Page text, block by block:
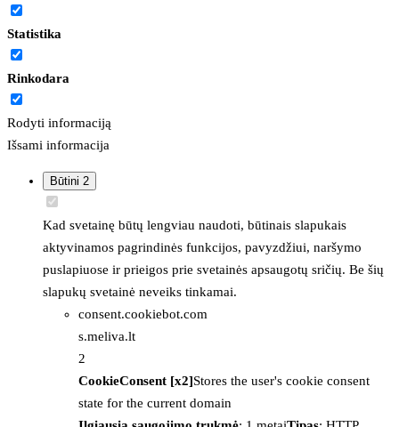
Statistika
Rinkodara
Rodyti informaciją
Išsami informacija
Būtini 2
Kad svetainę būtų lengviau naudoti, būtinais slapukais
aktyvinamos pagrindinės funkcijos, pavyzdžiui, naršymo
puslapiuose ir prieigos prie svetainės apsaugotų sričių. Be šių
slapukų svetainė neveiks tinkamai.
consent.cookiebot.com
s.meliva.lt
2
CookieConsent [x2]Stores the user's cookie consent
state for the current domain